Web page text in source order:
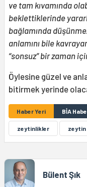
ve tam kıvamında
beklettiklerinde
bağlamında
anlamını bile
“sonsuz” bir zaman
Öylesine güzel ve
bitirmek yerinde
Haber Yeri BİA
zeytinlikler zeytin
Bülent Şık